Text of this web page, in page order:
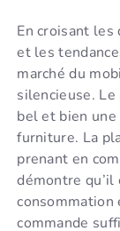
En croisant les
et les
marché du
silencieuse. Le
bel et bien
furniture. La
prenant en
démontre
consommation
commande